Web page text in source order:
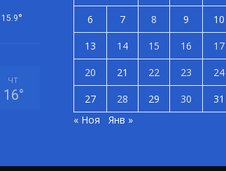
15.9°
ЧТ
16°
6
7 8 9 10
13
14 15 16 17
20
21 22 23 24
27
28 29 30
31
« Ноя
Янв »